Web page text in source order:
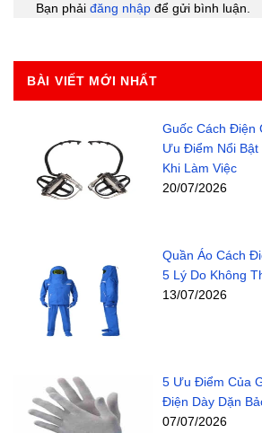
Bạn phải đăng nhập để gửi bình luận.
BÀI VIẾT MỚI NHẤT
Guốc Cách Điện
Ưu Điểm Nổi Bật
Khi Làm Việc
20/07/2026
Quần Áo Cách
5 Lý Do Không
13/07/2026
5 Ưu Điểm Của
Điện Dày Dặn
07/07/2026